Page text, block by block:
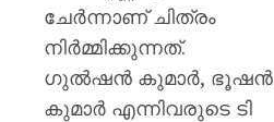
ചേർന്നാണ് ചിത്രം
നിർമ്മിക്കുന്നത്.
ഗുൽഷൻ കുമാർ, ഭൂഷൻ
കുമാർ എന്നിവരുടെ ടി